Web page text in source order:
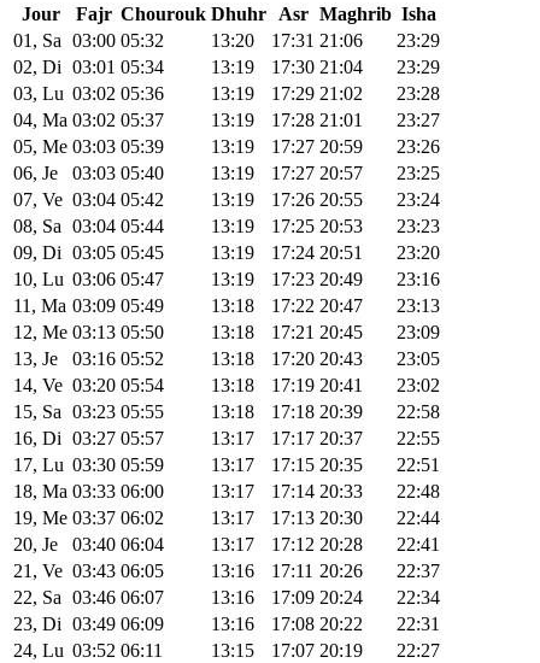
Jour Fajr Chourouk Dhuhr Asr Maghrib Isha
01, Sa 03:00 05:32 13:20 17:31 21:06
23:29
02, Di 03:01 05:34 13:19 17:30 21:04
23:29
03, Lu 03:02 05:36 13:19 17:29 21:02
23:28
04, Ma 03:02 05:37 13:19 17:28 21:01
23:27
05, Me 03:03 05:39 13:19 17:27 20:59
23:26
06, Je
03:03 05:40 13:19 17:27 20:57
23:25
07, Ve 03:04 05:42 13:19 17:26 20:55
23:24
08, Sa 03:04 05:44 13:19 17:25 20:53
23:23
09, Di 03:05 05:45 13:19 17:24 20:51
23:20
10, Lu 03:06 05:47 13:19 17:23 20:49
23:16
11, Ma 03:09 05:49 13:18 17:22 20:47
23:13
12, Me 03:13 05:50 13:18 17:21 20:45
23:09
13, Je
03:16 05:52 13:18 17:20 20:43
23:05
14, Ve 03:20 05:54 13:18 17:19 20:41
23:02
15, Sa 03:23 05:55 13:18 17:18 20:39
22:58
16, Di 03:27 05:57 13:17 17:17 20:37
22:55
17, Lu 03:30 05:59 13:17 17:15 20:35
22:51
18, Ma 03:33 06:00 13:17 17:14 20:33
22:48
19, Me 03:37 06:02 13:17 17:13 20:30
22:44
20, Je
03:40 06:04 13:17 17:12 20:28
22:41
21, Ve 03:43 06:05 13:16 17:11 20:26
22:37
22, Sa 03:46 06:07 13:16 17:09 20:24
22:34
23, Di 03:49 06:09 13:16 17:08 20:22
22:31
24, Lu 03:52 06:11 13:15 17:07 20:19
22:27